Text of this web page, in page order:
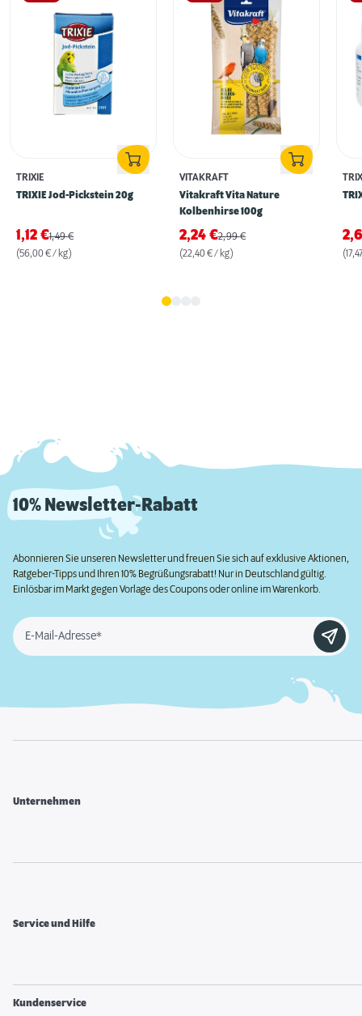
TRIXIE
TRIXIE Jod-Pickstein 20g
1,12 €1,49€
(56,00 € / kg)
VITAKRAFT
Vitakraft Vita Nature
Kolbenhirse 100g
2,24 €2,99€
(22,40 € / kg)
10% Newsletter-Rabatt
Abonnieren Sie unseren Newsletter und freuen Sie sich auf exklusive Aktionen,
Ratgeber-Tipps und Ihren 10% Begrüßungsrabatt! Nur in Deutschland gültig.
Einlösbar im Markt gegen Vorlage des Coupons oder online im Warenkorb.
E-Mail-Adresse*
Unternehmen
Service und Hilfe
Kundenservice